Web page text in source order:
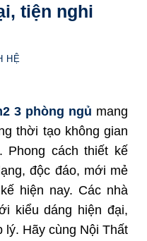
tiện nghi
HỆ
3 phòng ngủ mang
thời tạo không gian
Phong cách thiết kế
độc đáo, mới mẻ
hiện nay. Các nhà
kiểu dáng hiện đại,
lý. Hãy cùng Nội Thất